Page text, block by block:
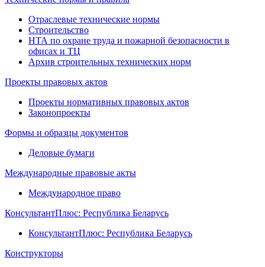
Отраслевые технические нормы
Строительство
НТА по охране труда и пожарной безопасности в
офисах и ТЦ
Архив строительных технических норм
Проекты правовых актов
Проекты нормативных правовых актов
Законопроекты
Формы и образцы документов
Деловые бумаги
Международные правовые акты
Международное право
КонсультантПлюс: Республика Беларусь
КонсультантПлюс: Республика Беларусь
Конструкторы